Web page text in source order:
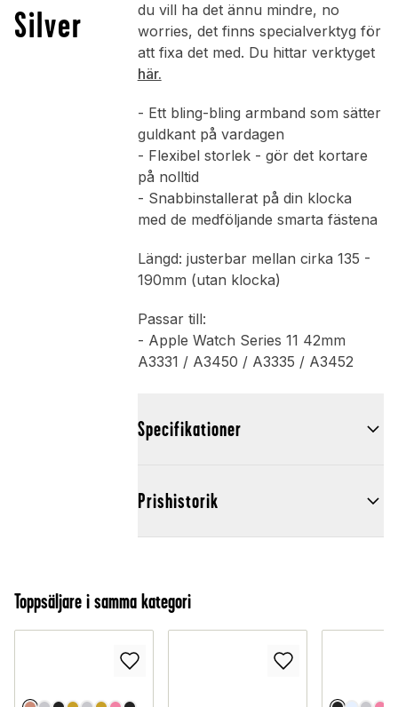
Silver
du vill ha det ännu mindre, no
worries, det finns specialverktyg för
att fixa det med. Du hittar verktyget
här.
- Ett bling-bling armband som sätter
guldkant på vardagen
- Flexibel storlek - gör det kortare
på nolltid
- Snabbinstallerat på din klocka
med de medföljande smarta fästena
Längd: justerbar mellan cirka 135 -
190mm (utan klocka)
Passar till:
- Apple Watch Series 11 42mm
A3331 / A3450 / A3335 / A3452
Specifikationer
Prishistorik
Toppsäljare i samma kategori